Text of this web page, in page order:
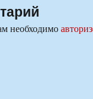
необходимо